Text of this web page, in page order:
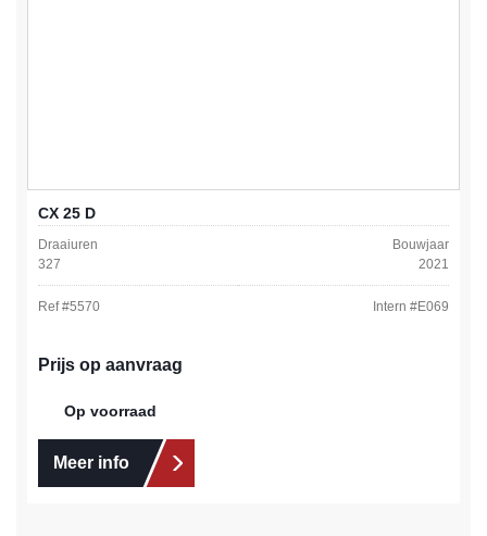
CX 25 D
Draaiuren
327
Bouwjaar
2021
Ref #5570 Intern #E069
Prijs op aanvraag
Op voorraad
Meer info